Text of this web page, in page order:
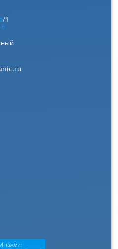
/1